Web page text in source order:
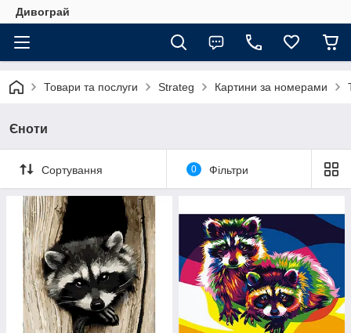
Дивограй
Товари та послуги Strateg Картини за номерами
Єноти
Сортування 0 Фільтри